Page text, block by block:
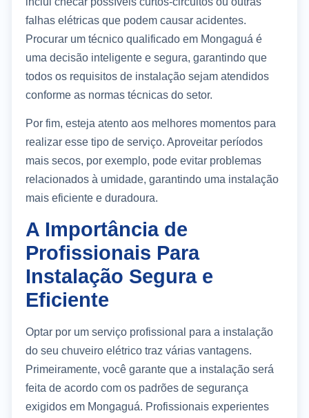
falhas elétricas que podem causar acidentes.
Procurar um técnico qualificado em Mongaguá é
uma decisão inteligente e segura, garantindo que
todos os requisitos de instalação sejam atendidos
conforme as normas técnicas do setor.
Por fim, esteja atento aos melhores momentos para
realizar esse tipo de serviço. Aproveitar períodos
mais secos, por exemplo, pode evitar problemas
relacionados à umidade, garantindo uma instalação
mais eficiente e duradoura.
A Importância de
Profissionais Para
Instalação Segura e
Eficiente
Optar por um serviço profissional para a instalação
do seu chuveiro elétrico traz várias vantagens.
Primeiramente, você garante que a instalação será
feita de acordo com os padrões de segurança
exigidos em Mongaguá. Profissionais experientes